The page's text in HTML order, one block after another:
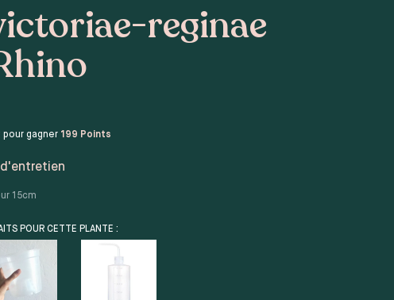
reginae
gagner 199 Points
d'entretien
15cm
POUR CETTE PLANTE :